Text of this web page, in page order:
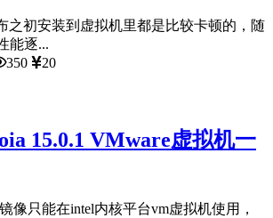
之初安装到虚拟机里都是比较卡顿的，随
能逐...
350
20
15.0.1 VMware虚拟机一
像只能在intel内核平台vm虚拟机使用，